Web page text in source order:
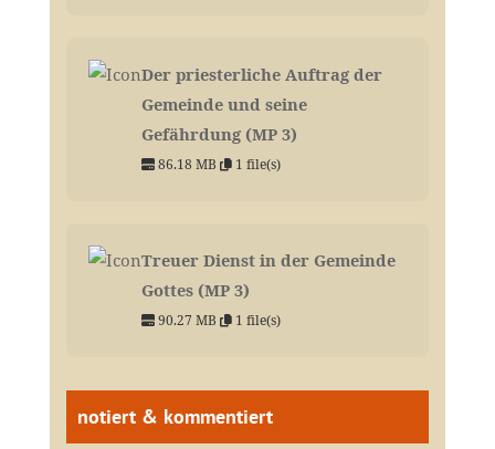
Der priesterliche Auftrag der
Gemeinde und seine
Gefährdung (MP 3)
86.18 MB 1 file(s)
Treuer Dienst in der Gemeinde
Gottes (MP 3)
90.27 MB 1 file(s)
notiert & kommentiert